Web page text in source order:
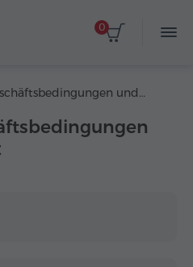
0
Geschäftsbedingungen und Datenschutz